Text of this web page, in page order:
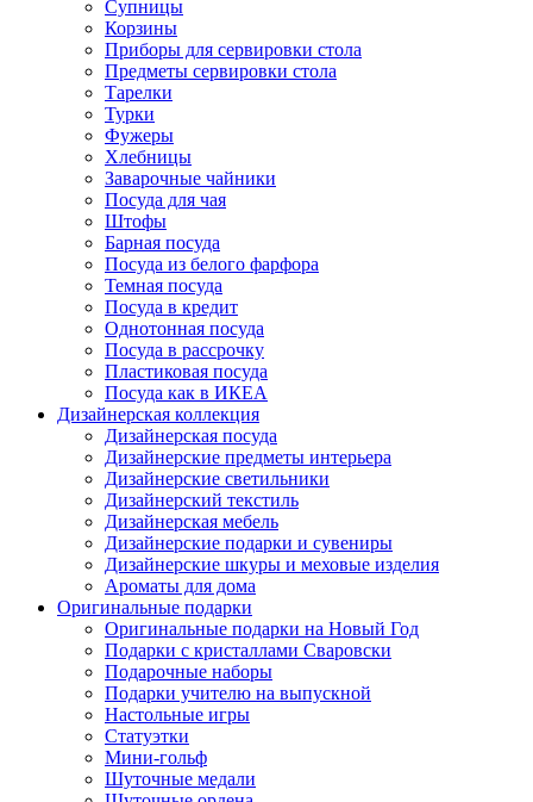
Супницы
Корзины
Приборы для сервировки стола
Предметы сервировки стола
Тарелки
Турки
Фужеры
Хлебницы
Заварочные чайники
Посуда для чая
Штофы
Барная посуда
Посуда из белого фарфора
Темная посуда
Посуда в кредит
Однотонная посуда
Посуда в рассрочку
Пластиковая посуда
Посуда как в ИКЕА
Дизайнерская коллекция
Дизайнерская посуда
Дизайнерские предметы интерьера
Дизайнерские светильники
Дизайнерский текстиль
Дизайнерская мебель
Дизайнерские подарки и сувениры
Дизайнерские шкуры и меховые изделия
Ароматы для дома
Оригинальные подарки
Оригинальные подарки на Новый Год
Подарки с кристаллами Сваровски
Подарочные наборы
Подарки учителю на выпускной
Настольные игры
Статуэтки
Мини-гольф
Шуточные медали